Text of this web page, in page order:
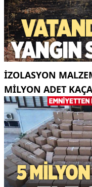
İZOLASYON
MILYON ADET